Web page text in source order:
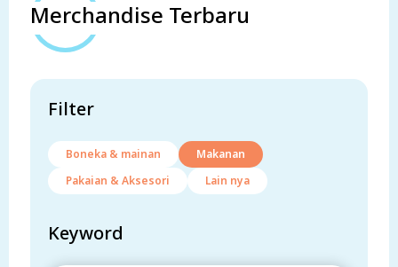
Merchandise Terbaru
Filter
Boneka & mainan
Makanan
Pakaian & Aksesori
Lain nya
Keyword